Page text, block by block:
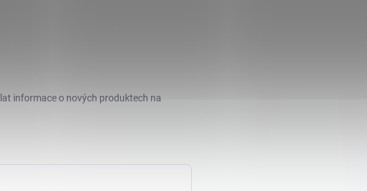
informace o nových produktech na